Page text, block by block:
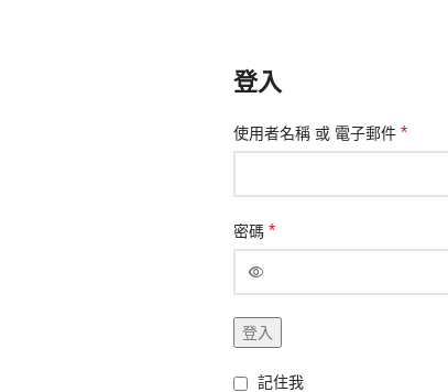
登入
使用者名稱 或 電子郵件 *
密碼 *
登入
記住我